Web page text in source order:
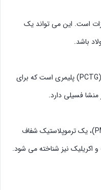
است. این می تواند یک
باشد.
پلی سیکلوهگزیلن متیلن ترفتالات گلیکول (PCTG) پلیمری است که برای
منشا فسیلی دارد.
به عنوان مثال، پلی متیل متاکریلات (PMMA)، یک ترموپلاستیک شفاف
اکریلیک نیز شناخته می شود.